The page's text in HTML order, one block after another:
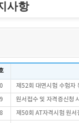
사항
제52회 대면시험 수험자
원서접수 및 자격증신청
제50회 AT자격시험 원